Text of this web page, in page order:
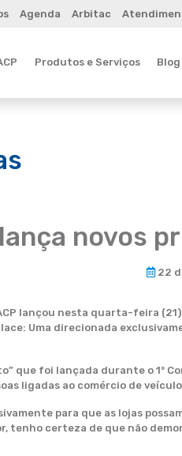
Agenda Arbitac
Produtos e Serviços Blog
novos
22
lançou nesta quarta-feira
Uma direcionada
que foi lançada durante o 1º
ligadas ao comércio de
para que as lojas
tenho certeza de que não